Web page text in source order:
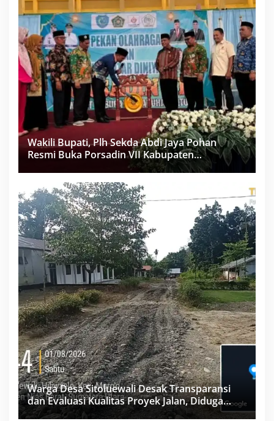
Wakili Bupati, Plh Sekda Abdi Jaya Pohan
Resmi Buka Porsadin VII Kabupaten
Warga Desa Sitoluewali Desak Transparansi
dan Evaluasi Kualitas Proyek Jalan, Diduga
Minim Informasi